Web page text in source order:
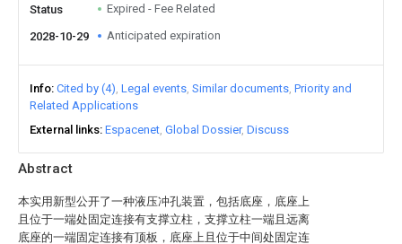
Abstract
本实用新型公开了一种液压冲孔装置，包括底座，底座上
且位于一端处固定连接有支撑立柱，支撑立柱一端且远离
底座的一端固定连接有顶板，底座上且位于中间处固定连
Status Expired - Fee Related
2028-10-29 Anticipated expiration
Info Cited by (4) Legal events Similar documents Priority and
Related Applications
External links Espacenet Global Dossier Discuss